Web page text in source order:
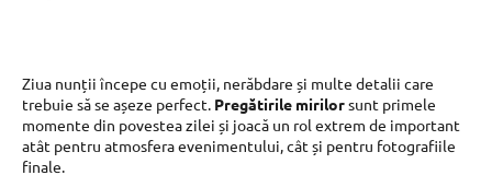
Ziua nunții începe cu emoții, nerăbdare și multe detalii care
trebuie să se așeze perfect. Pregătirile mirilorsunt primele
momente din povestea zilei și joacă un rol extrem de important
atât pentru atmosfera evenimentului, cât și pentru fotografiile
finale.